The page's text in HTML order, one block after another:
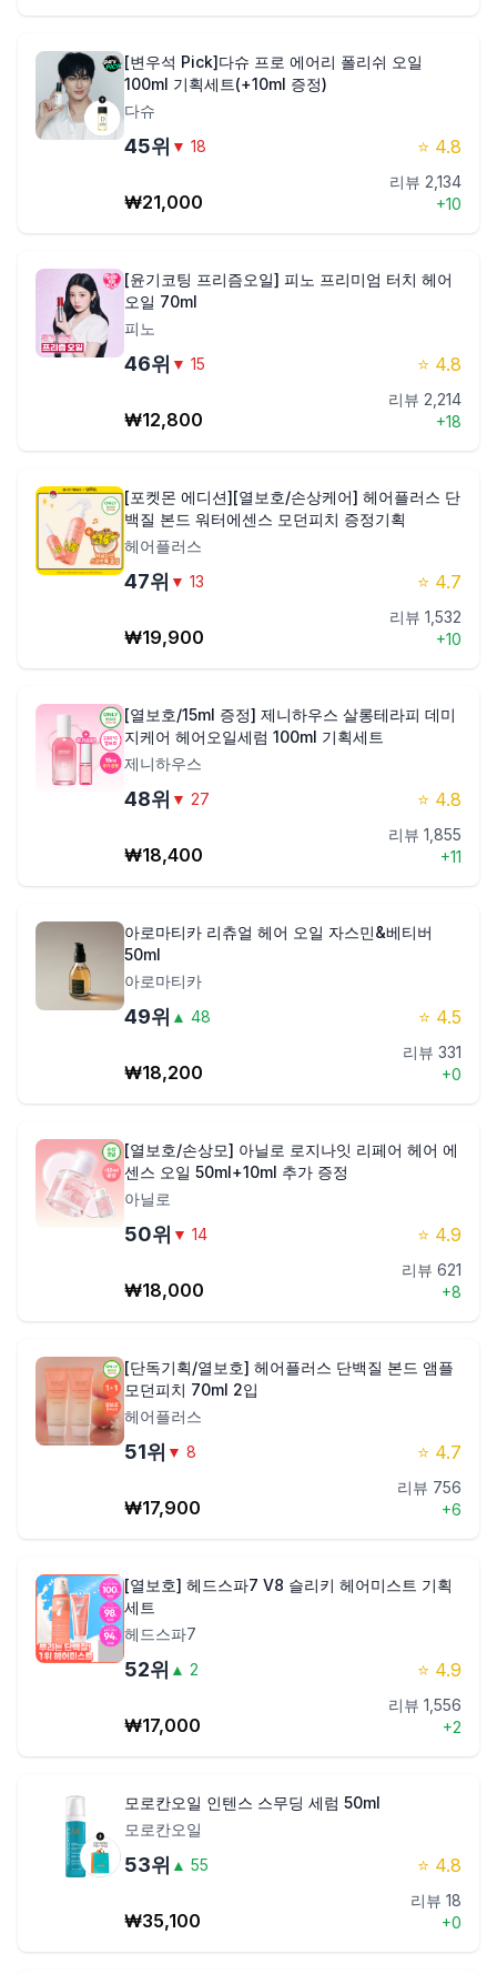
[변우석 Pick]다슈 프로 에어리 폴리쉬 오일
100ml 기획세트(+10ml 증정)
다슈
45위 ▼ 18 ⭐ 4.8
₩21,000
리뷰 2,134
+10
[윤기코팅 프리즘오일] 피노 프리미엄 터치 헤어
오일 70ml
피노
46위 ▼ 15 ⭐ 4.8
₩12,800
리뷰 2,214
+18
[포켓몬 에디션][열보호/손상케어] 헤어플러스 단
백질 본드 워터에센스 모던피치 증정기획
헤어플러스
47위 ▼ 13 ⭐ 4.7
₩19,900
리뷰 1,532
+10
[열보호/15ml 증정] 제니하우스 살롱테라피 데미
지케어 헤어오일세럼 100ml 기획세트
제니하우스
48위 ▼ 27 ⭐ 4.8
₩18,400
리뷰 1,855
+11
아로마티카 리츄얼 헤어 오일 자스민&베티버
50ml
아로마티카
49위 ▲ 48 ⭐ 4.5
₩18,200
리뷰 331
+0
[열보호/손상모] 아닐로 로지나잇 리페어 헤어 에
센스 오일 50ml+10ml 추가 증정
아닐로
50위 ▼ 14 ⭐ 4.9
₩18,000
리뷰 621
+8
[단독기획/열보호] 헤어플러스 단백질 본드 앰플
모던피치 70ml 2입
헤어플러스
51위 ▼ 8 ⭐ 4.7
₩17,900
리뷰 756
+6
[열보호] 헤드스파7 V8 슬리키 헤어미스트 기획
세트
헤드스파7
52위 ▲ 2 ⭐ 4.9
₩17,000
리뷰 1,556
+2
모로칸오일 인텐스 스무딩 세럼 50ml
모로칸오일
53위 ▲ 55 ⭐ 4.8
₩35,100
리뷰 18
+0